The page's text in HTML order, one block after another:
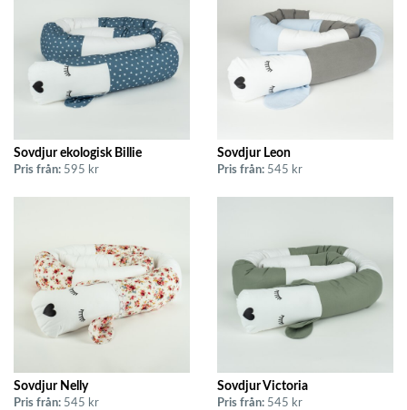
Sovdjur ekologisk Billie
Pris från: 595 kr
Sovdjur Leon
Pris från: 545 kr
Sovdjur Nelly
Pris från: 545 kr
Sovdjur Victoria
Pris från: 545 kr